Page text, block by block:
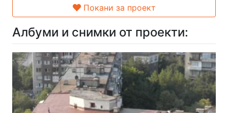
Покани за проект
Албуми и снимки от проекти: